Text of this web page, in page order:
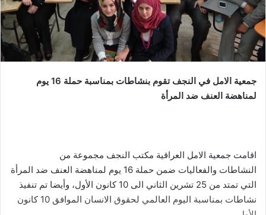
جمعية الامل في النجف تقوم بنشاطات بمناسبة حملة 16 يوم
لمناهضة العنف ضد المرأة
اقامت جمعية الامل العراقية مكتب النجف مجموعة من
النشاطات والفعاليات ضمن حملة 16 يوم لمناهضة العنف ضد المرأة
التي تمتد من 25 تشرين الثاني الى 10 كانون الأول، وأيضا تم تنفيذ
نشاطات بمناسبة اليوم العالمي لحقوق الانسان الموافق 10 كانون